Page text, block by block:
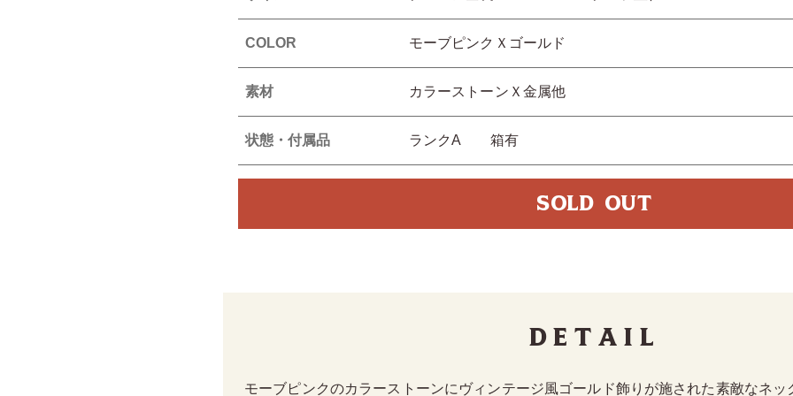
COLOR モーブピンクＸゴールド
素材 カラーストーンＸ金属他
状態・付属品 ランクA 箱有
SOLD OUT
Detail
モーブピンクのカラーストーンにヴィンテージ風ゴールド飾りが施された素敵なネッ